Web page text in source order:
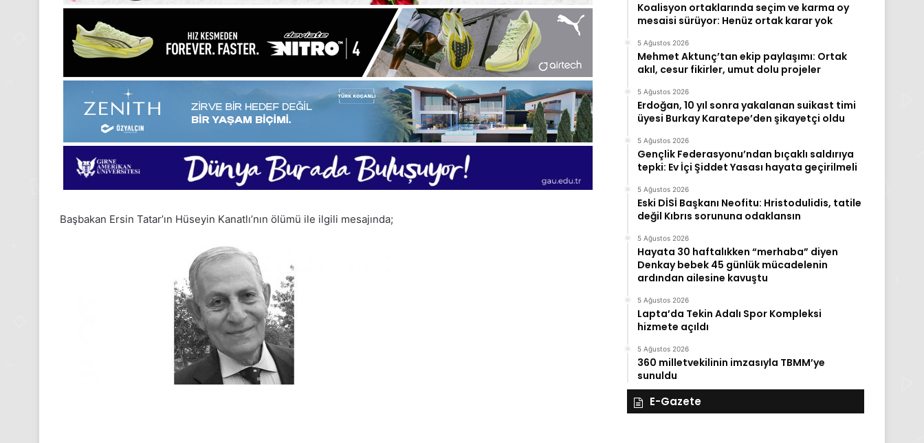
Başbakan Ersin Tatar’ın Hüseyin Kanatlı’nın ölümü ile ilgili mesajında;
Koalisyon ortaklarında seçim ve karma oy
mesaisi sürüyor: Henüz ortak karar yok
5 Ağustos 2026
Mehmet Aktunç’tan ekip paylaşımı: Ortak
akıl, cesur fikirler, umut dolu projeler
5 Ağustos 2026
Erdoğan, 10 yıl sonra yakalanan suikast timi
üyesi Burkay Karatepe’den şikayetçi oldu
5 Ağustos 2026
Gençlik Federasyonu’ndan bıçaklı saldırıya
tepki: Ev İçi Şiddet Yasası hayata geçirilmeli
5 Ağustos 2026
Eski DİSİ Başkanı Neofitu: Hristodulidis, tatile
değil Kıbrıs sorununa odaklansın
5 Ağustos 2026
Hayata 30 haftalıkken “merhaba” diyen
Denkay bebek 45 günlük mücadelenin
ardından ailesine kavuştu
5 Ağustos 2026
Lapta’da Tekin Adalı Spor Kompleksi
hizmete açıldı
5 Ağustos 2026
360 milletvekilinin imzasıyla TBMM’ye
sunuldu
E-Gazete